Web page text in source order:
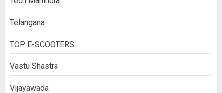
Telangana
TOP E-SCOOTERS
Vastu Shastra
Vijayawada